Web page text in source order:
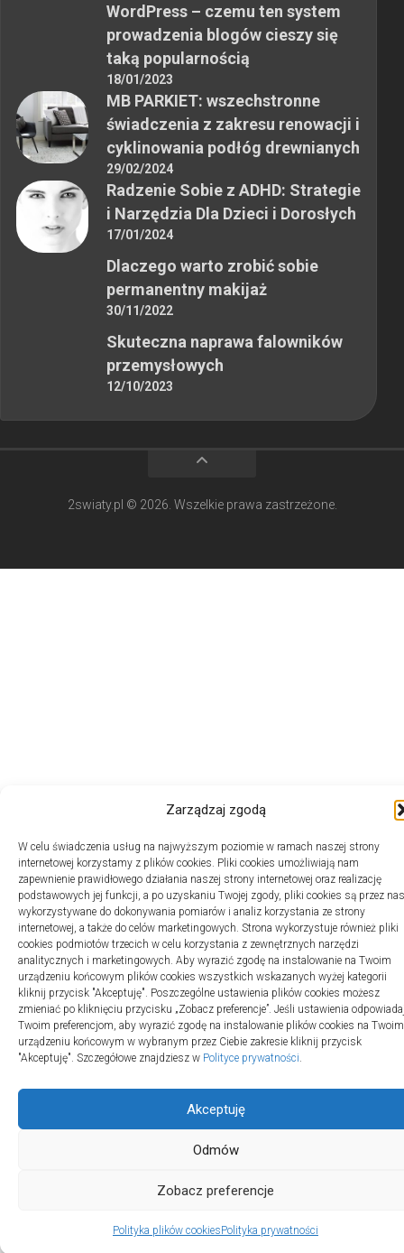
Zarządzaj zgodą
W celu świadczenia usług na najwyższym poziomie w ramach naszej strony
internetowej korzystamy z plików cookies. Pliki cookies umożliwiają nam
zapewnienie prawidłowego działania naszej strony internetowej oraz realizację
podstawowych jej funkcji, a po uzyskaniu Twojej zgody, pliki cookies są przez nas
wykorzystywane do dokonywania pomiarów i analiz korzystania ze strony
internetowej, a także do celów marketingowych. Strona wykorzystuje również pliki
cookies podmiotów trzecich w celu korzystania z zewnętrznych narzędzi
analitycznych i marketingowych. Aby wyrazić zgodę na instalowanie na Twoim
urządzeniu końcowym plików cookies wszystkich wskazanych wyżej kategorii
kliknij przycisk "Akceptuję". Poszczególne ustawienia plików cookies możesz
zmieniać po kliknięciu przycisku „Zobacz preferencje”. Jeśli ustawienia
Twoim preferencjom, aby wyrazić zgodę na instalowanie plików cookies na Twoim
urządzeniu końcowym w wybranym przez Ciebie zakresie kliknij przycisk
"Akceptuję". Szczegółowe znajdziesz w Polityce prywatności.
Akceptuję
Odmów
Zobacz preferencje
Polityka plików cookiesPolityka prywatności
WordPress – czemu ten system
prowadzenia blogów cieszy się
taką popularnością
18/01/2023
MB PARKIET: wszechstronne
świadczenia z zakresu renowacji i
cyklinowania podłóg drewnianych
29/02/2024
Radzenie Sobie z ADHD: Strategie
i Narzędzia Dla Dzieci i Dorosłych
17/01/2024
Dlaczego warto zrobić sobie
permanentny makijaż
30/11/2022
Skuteczna naprawa falowników
przemysłowych
12/10/2023
2swiaty.pl © 2026. Wszelkie prawa zastrzeżone.